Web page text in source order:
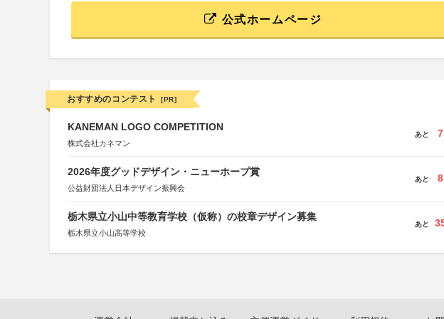
公式ホームページ
おすすめのコンテスト [PR]
KANEMAN LOGO COMPETITION
株式会社カネマン
あと 7
2026年度グッドデザイン・ニューホープ賞
公益財団法人日本デザイン振興会
あと 8
栃木県立小山中等教育学校（仮称）の校章デザイン募集
栃木県立小山高等学校
あと